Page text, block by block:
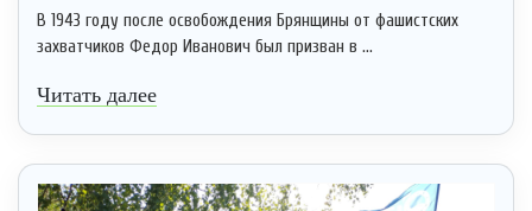
В 1943 году после освобождения Брянщины от фашистских
захватчиков Федор Иванович был призван в ...
Читать далее